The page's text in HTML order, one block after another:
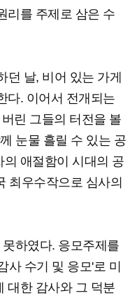
리를 주제로 삼은 수
던 날, 비어 있는 가게
다. 이어서 전개되는
린 그들의 터전을 볼
눈물 흘릴 수 있는 공
애절함이 시대의 공
최우수작으로 심사의
하였다. 응모주제를
사 수기 및 응모'로 미
대한 감사와 그 덕분